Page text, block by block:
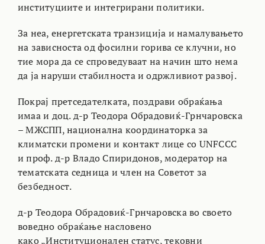
институциите и интегрирани политики.
За неа, енергетската транзиција и намалувањето
на зависноста од фосилни горива се клучни, но
тие мора да се спроведуваат на начин што нема
да ја наруши стабилноста и одржливиот развој.
Покрај претседателката, поздрави обраќања
имаа и дoц. д-р Теодора Обрадовиќ-Грнчаровска
– МЖСПП, национална координаторка за
климатски промени и контакт лице со UNFCCC
и проф. д-р Владо Спиридонов, модератор на
тематската седница и член на Советот за
безбедност.
д-р Теодора Обрадовиќ-Грнчаровска во своето
воведно обраќање насловено
како „Институционален статус, тековни